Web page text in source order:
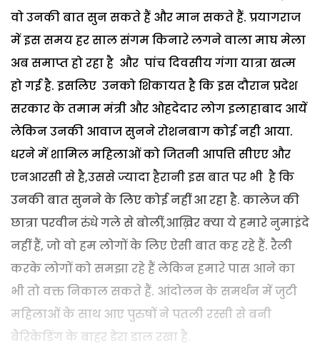
वो उनकी बात सुन सकते हैं और मान सकते हैं. प्रयागराज
में इस समय हर साल संगम किनारे लगने वाला माघ मेला
अब समाप्त हो रहा है और पांच दिवसीय गंगा यात्रा खत्म
हो गई है. इसलिए उनको शिकायत है कि इस दौरान प्रदेश
सरकार के तमाम मंत्री और ओहदेदार लोग इलाहाबाद आयें
लेकिन उनकी आवाज सुनने रोशनबाग कोई नही आया.
धरने में शामिल महिलाओं को जितनी आपत्ति सीएए और
एनआरसी से है,उससे ज्यादा हैरानी इस बात पर भी है कि
उनकी बात सुनने के लिए कोई नहीं आ रहा है. कालेज की
छात्रा परवीन रुंधे गले से बोलीं,आख़िर क्या ये हमारे नुमाइंदे
नहीं हैं, जो वो हम लोगों के लिए ऐसी बात कह रहे हैं. रैली
करके लोगों को समझा रहे हैं लेकिन हमारे पास आने का
भी तो वक्त निकाल सकते हैं. आंदोलन के समर्थन में जुटी
महिलाओं के साथ आए पुरुषों ने पतली रस्सी से बनी
बैरिकेडिंग के बाहर डेरा डाल रखा है.